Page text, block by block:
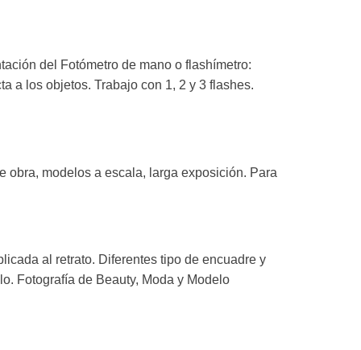
del Fotómetro de mano o flashímetro:
a los objetos. Trabajo con 1, 2 y 3 flashes.
obra, modelos a escala, larga exposición. Para
al retrato. Diferentes tipo de encuadre y
Fotografía de Beauty, Moda y Modelo